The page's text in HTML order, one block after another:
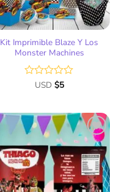
Kit Imprimible Blaze Y Los
Monster Machines
Valorado
de
USD $5
Añadir
a la
lista
de
deseos